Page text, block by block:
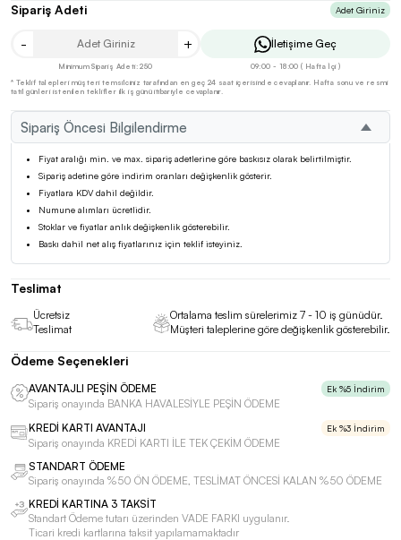
Sipariş Öncesi Bilgilendirme
Fiyat aralığı min. ve max. sipariş adetlerine göre baskısız olarak belirtilmiştir.
Sipariş adetine göre indirim oranları değişkenlik gösterir.
Fiyatlara KDV dahil değildir.
Numune alımları ücretlidir.
Stoklar ve fiyatlar anlık değişkenlik gösterebilir.
Baskı dahil net alış fiyatlarınız için teklif isteyiniz.
Sipariş Adeti Adet Giriniz
- +
Minimum Sipariş Adeti: 250
İletişime Geç
09:00 - 18:00 ( Hafta İçi )
* Teklif talepleri müşteri temsilciniz tarafından en geç 24 saat içerisinde cevaplanır. Hafta sonu ve resmi
tatil günleri istenilen teklifler ilk iş günü itibariyle cevaplanır.
Teslimat
Ücretsiz
Teslimat
Ortalama teslim sürelerimiz 7 - 10 iş günüdür.
Müşteri taleplerine göre değişkenlik gösterebilir.
Ödeme Seçenekleri
AVANTAJLI PEŞİN ÖDEME Ek %5 İndirim
Sipariş onayında BANKA HAVALESİYLE PEŞİN ÖDEME
KREDİ KARTI AVANTAJI
Ek %3 İndirim
Sipariş onayında KREDİ KARTI İLE TEK ÇEKİM ÖDEME
STANDART ÖDEME
Sipariş onayında %50 ÖN ÖDEME, TESLİMAT ÖNCESİ KALAN %50 ÖDEME
KREDİ KARTINA 3 TAKSİT
Standart Ödeme tutarı üzerinden VADE FARKI uygulanır.
Ticari kredi kartlarına taksit yapılamamaktadır